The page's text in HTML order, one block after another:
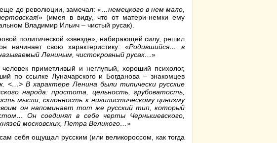
до революции, замечал: «…немецкого в нем мало,
» (имея в виду, что от матери-немки ему
Владимир Ильич – чистый русак).
политической «звезде», набирающей силу, решил
свою характеристику: «Родившийся… в
Лениным, чистокровный русак…»
приметливый и неглупый, хороший психолог,
по ссылке Луначарского и Богданова – знакомцев
<…> В характере Ленина были типически русские
народа: простота, цельность, грубоватость,
мысли, склонность к нигилистическому цинизму
он напоминает тот же русский тип, который
Он соединял в себе черты Чернышевского,
московских, Петра Великого…»
себя ощущал русским (или великороссом, как тогда